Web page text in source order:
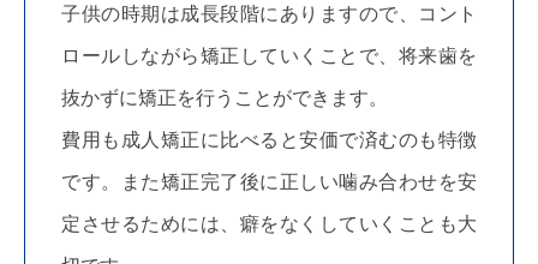
子供の時期は成長段階にありますので、コント
ロールしながら矯正していくことで、将来歯を
抜かずに矯正を行うことができます。
費用も成人矯正に比べると安価で済むのも特徴
です。また矯正完了後に正しい噛み合わせを安
定させるためには、癖をなくしていくことも大